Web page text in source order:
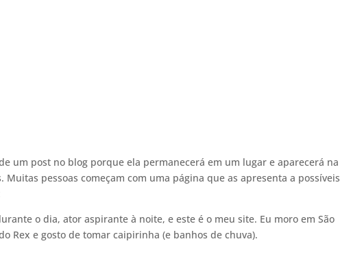
um post no blog porque ela permanecerá em um lugar e aparecerá na
Muitas pessoas começam com uma página que as apresenta a possíveis
o dia, ator aspirante à noite, e este é o meu site. Eu moro em São
Rex e gosto de tomar caipirinha (e banhos de chuva).